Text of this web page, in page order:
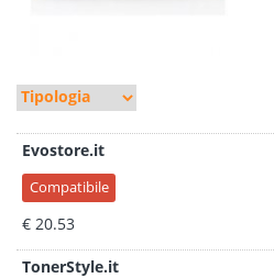
Evostore.it
Compatibile
€ 20.53
TonerStyle.it